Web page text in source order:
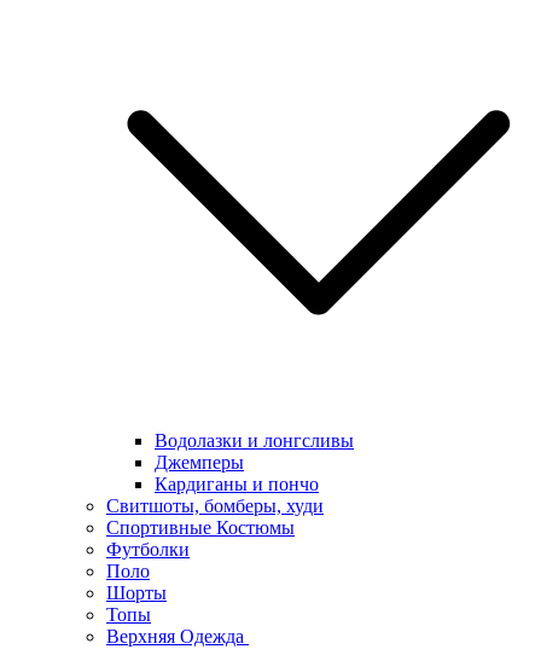
Водолазки и лонгсливы
Джемперы
Кардиганы и пончо
Свитшоты, бомберы, худи
Спортивные Костюмы
Футболки
Поло
Шорты
Топы
Верхняя Одежда